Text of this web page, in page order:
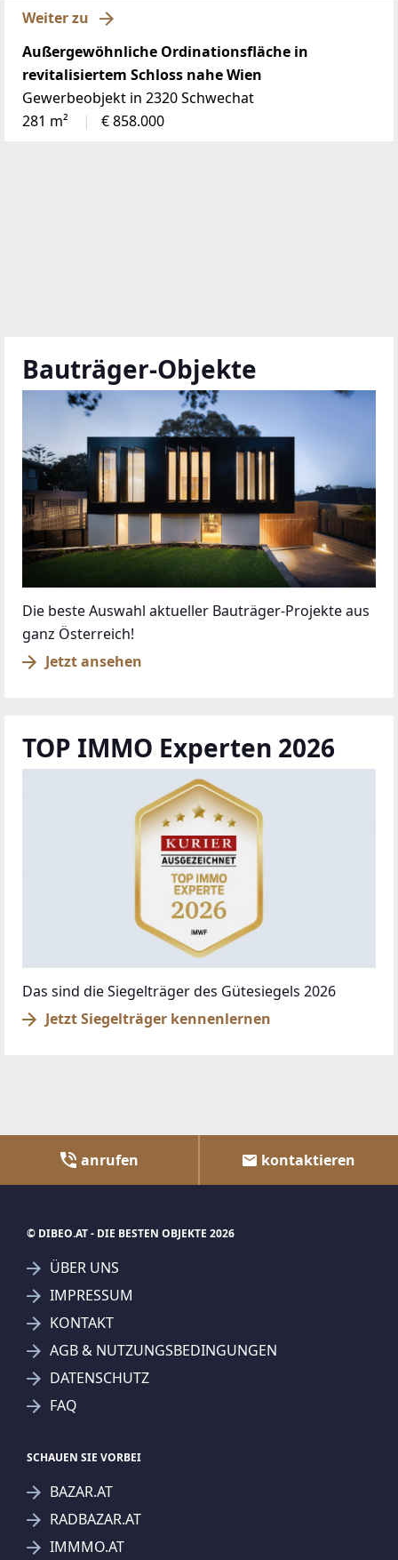
Weiter zu
Außergewöhnliche Ordinationsfläche in
revitalisiertem Schloss nahe Wien
Gewerbeobjekt in 2320 Schwechat
281 m²
€ 858.000
Bauträger-Objekte
Die beste Auswahl aktueller Bauträger-Projekte aus
ganz Österreich!
Jetzt ansehen
TOP IMMO Experten 2026
Das sind die Siegelträger des Gütesiegels 2026
Jetzt Siegelträger kennenlernen
anrufen kontaktieren
© DIBEO.AT - DIE BESTEN OBJEKTE 2026
ÜBER UNS
IMPRESSUM
KONTAKT
AGB & NUTZUNGSBEDINGUNGEN
DATENSCHUTZ
FAQ
SCHAUEN SIE VORBEI
BAZAR.AT
RADBAZAR.AT
IMMMO.AT